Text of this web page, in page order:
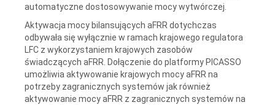
automatyczne dostosowywanie mocy wytwórczej.
Aktywacja mocy bilansujących aFRR dotychczas
odbywała się wyłącznie w ramach krajowego regulatora
LFC z wykorzystaniem krajowych zasobów
świadczących aFRR. Dołączenie do platformy PICASSO
umożliwia aktywowanie krajowych mocy aFRR na
potrzeby zagranicznych systemów jak również
aktywowanie mocy aFRR z zagranicznych systemów na